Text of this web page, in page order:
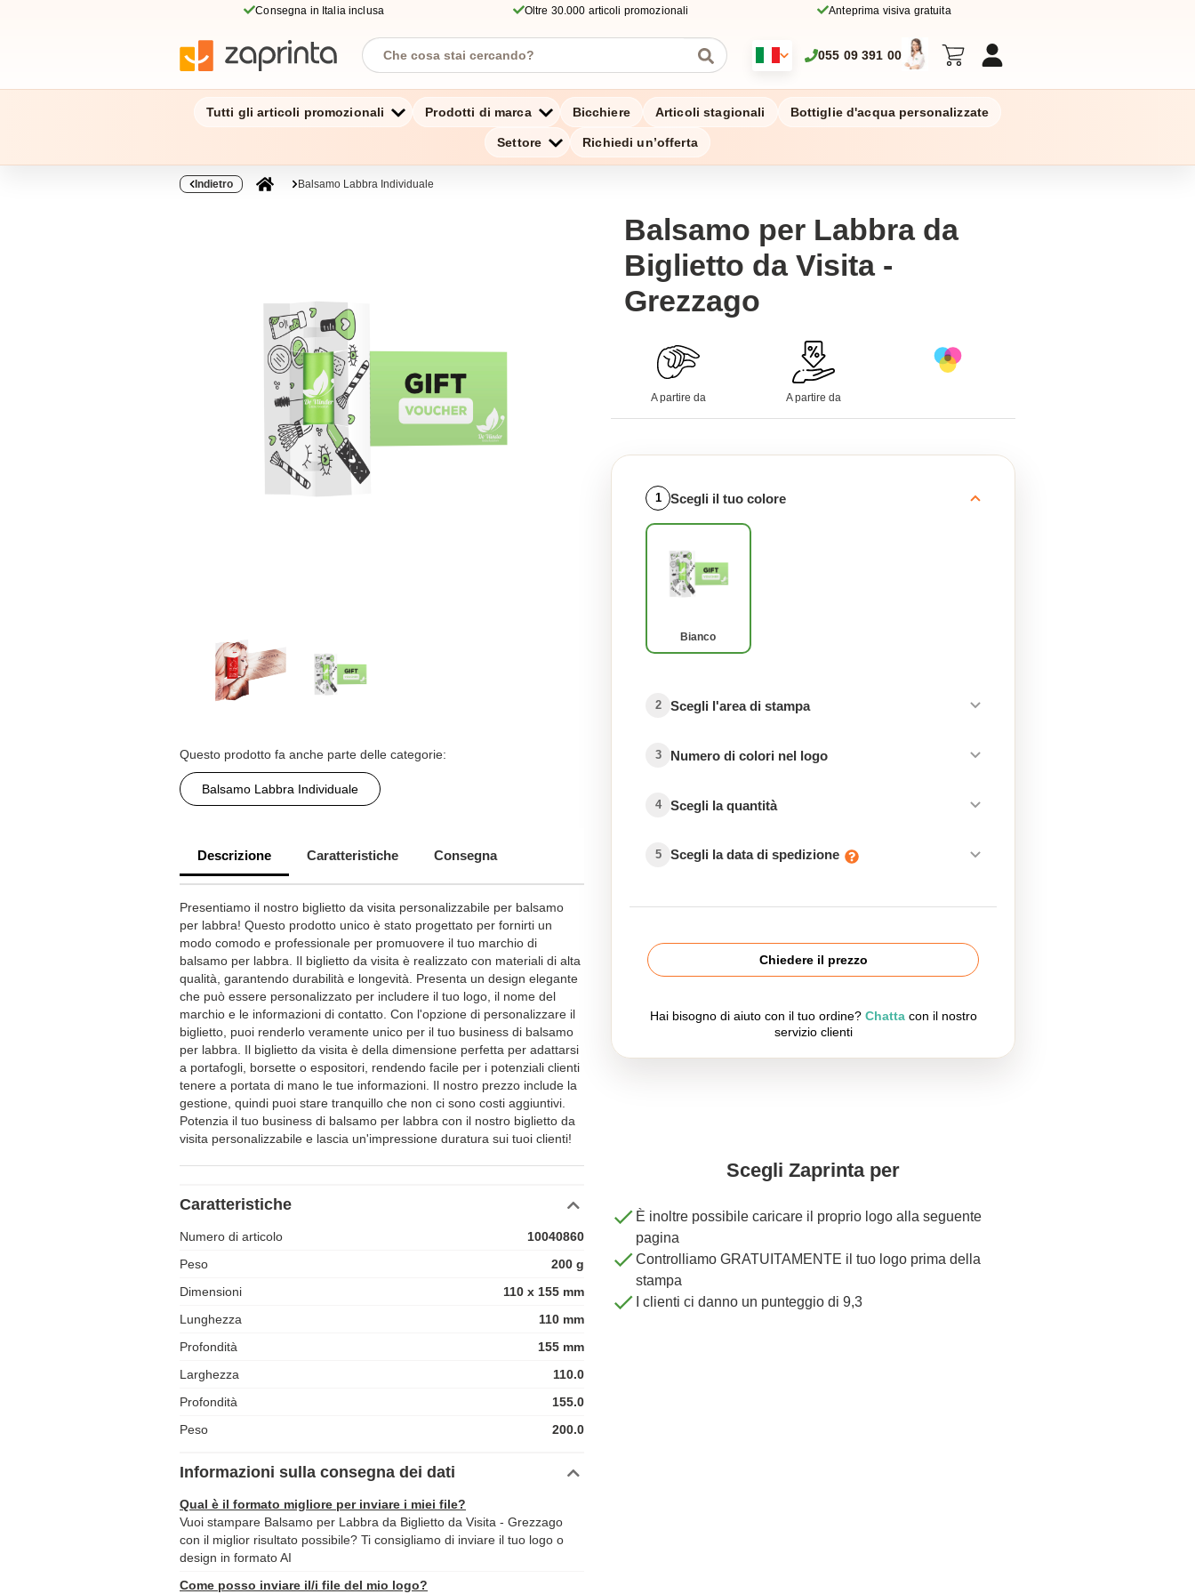
Consegna in Italia inclusa Oltre 30.000 articoli promozionali Anteprima visiva gratuita
055 09 391 00
Tutti gli articoli promozionali Prodotti di marca Bicchiere Articoli stagionali Bottiglie d'acqua personalizzate
Settore Richiedi un’offerta
Indietro Balsamo Labbra Individuale
Questo prodotto fa anche parte delle categorie:
Balsamo Labbra Individuale
Descrizione Caratteristiche Consegna
Presentiamo il nostro biglietto da visita personalizzabile per balsamo
per labbra! Questo prodotto unico è stato progettato per fornirti un
modo comodo e professionale per promuovere il tuo marchio di
balsamo per labbra. Il biglietto da visita è realizzato con materiali di alta
qualità, garantendo durabilità e longevità. Presenta un design elegante
che può essere personalizzato per includere il tuo logo, il nome del
marchio e le informazioni di contatto. Con l'opzione di personalizzare il
biglietto, puoi renderlo veramente unico per il tuo business di balsamo
per labbra. Il biglietto da visita è della dimensione perfetta per adattarsi
a portafogli, borsette o espositori, rendendo facile per i potenziali clienti
tenere a portata di mano le tue informazioni. Il nostro prezzo include la
gestione, quindi puoi stare tranquillo che non ci sono costi aggiuntivi.
Potenzia il tuo business di balsamo per labbra con il nostro biglietto da
visita personalizzabile e lascia un'impressione duratura sui tuoi clienti!
Caratteristiche
Numero di articolo
10040860
Peso
200 g
Dimensioni
110 x 155 mm
Lunghezza
110 mm
Profondità
155 mm
Larghezza
110.0
Profondità
155.0
Peso
200.0
Informazioni sulla consegna dei dati
Qual è il formato migliore per inviare i miei file?
Vuoi stampare Balsamo per Labbra da Biglietto da Visita - Grezzago
con il miglior risultato possibile? Ti consigliamo di inviare il tuo logo o
design in formato AI
Come posso inviare il/i file del mio logo?
Balsamo per Labbra da
Biglietto da Visita -
Grezzago
A partire da A partire da
1 Scegli il tuo colore
Bianco
2 Scegli l'area di stampa
3 Numero di colori nel logo
4 Scegli la quantità
5 Scegli la data di spedizione
Chiedere il prezzo
Hai bisogno di aiuto con il tuo ordine? Chattacon il nostro
servizio clienti
Scegli Zaprinta per
È inoltre possibile caricare il proprio logo alla seguente
pagina
Controlliamo GRATUITAMENTE il tuo logo prima della
stampa
I clienti ci danno un punteggio di 9,3